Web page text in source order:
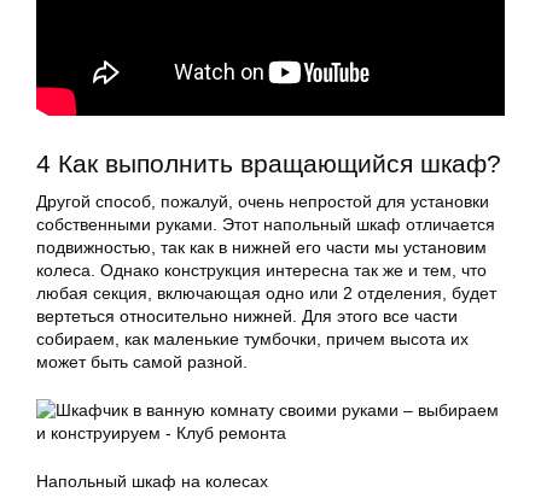
4 Как выполнить вращающийся шкаф?
Другой способ, пожалуй, очень непростой для установки
собственными руками. Этот напольный шкаф отличается
подвижностью, так как в нижней его части мы установим
колеса. Однако конструкция интересна так же и тем, что
любая секция, включающая одно или 2 отделения, будет
вертеться относительно нижней. Для этого все части
собираем, как маленькие тумбочки, причем высота их
может быть самой разной.
Напольный шкаф на колесах